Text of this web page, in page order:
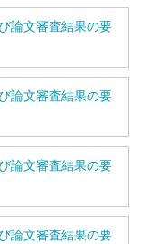
論文審査結果の要
論文審査結果の要
論文審査結果の要
論文審査結果の要